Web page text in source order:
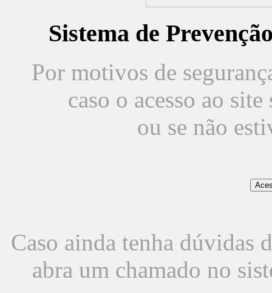
Sistema de
Por motivos de
caso o acesso ao
ou se não
Caso ainda tenha dúvidas
abra um chamado no